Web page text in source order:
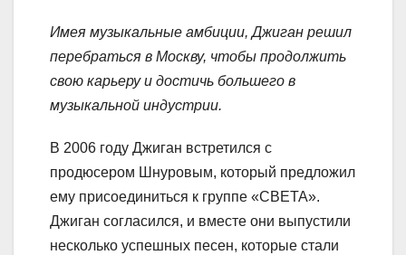
Имея музыкальные амбиции, Джиган решил
перебраться в Москву, чтобы продолжить
свою карьеру и достичь большего в
музыкальной индустрии.
В 2006 году Джиган встретился с
продюсером Шнуровым, который предложил
ему присоединиться к группе «СВЕТА».
Джиган согласился, и вместе они выпустили
несколько успешных песен, которые стали